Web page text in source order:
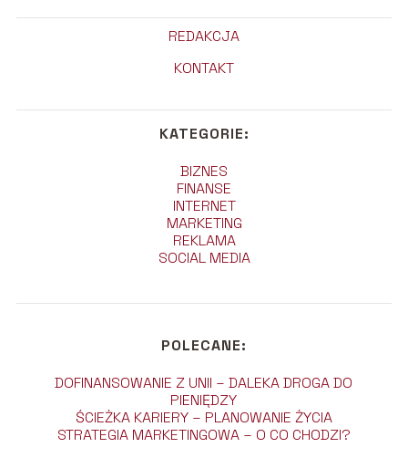
REDAKCJA
KONTAKT
KATEGORIE:
BIZNES
FINANSE
INTERNET
MARKETING
REKLAMA
SOCIAL MEDIA
POLECANE:
DOFINANSOWANIE Z UNII – DALEKA DROGA DO
PIENIĘDZY
ŚCIEŻKA KARIERY – PLANOWANIE ŻYCIA
STRATEGIA MARKETINGOWA – O CO CHODZI?